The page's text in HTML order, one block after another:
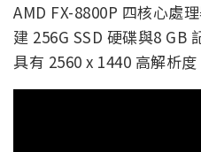
AMD FX-8800P 四核心處
建 256G SSD 硬碟與8 GB
具有 2560 x 1440 高解析度